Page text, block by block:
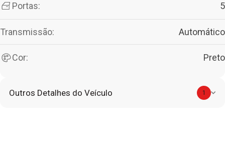
Portas: 5
Transmissão: Automático
Cor: Preto
Outros Detalhes do Veículo 1